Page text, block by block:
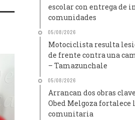
escolar con entrega de
comunidades
05/08/2026
Motociclista resulta
de frente contra una
– Tamazunchale
05/08/2026
Arrancan dos obras
Obed Melgoza
comunitaria